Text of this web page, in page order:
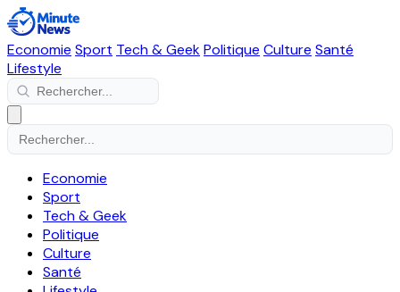
Economie Sport Tech & GeekPolitique Culture Santé
Lifestyle
Economie
Sport
Tech & Geek
Politique
Culture
Santé